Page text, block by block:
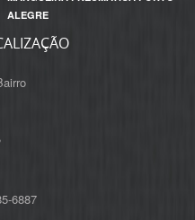
ALEGRE
6887